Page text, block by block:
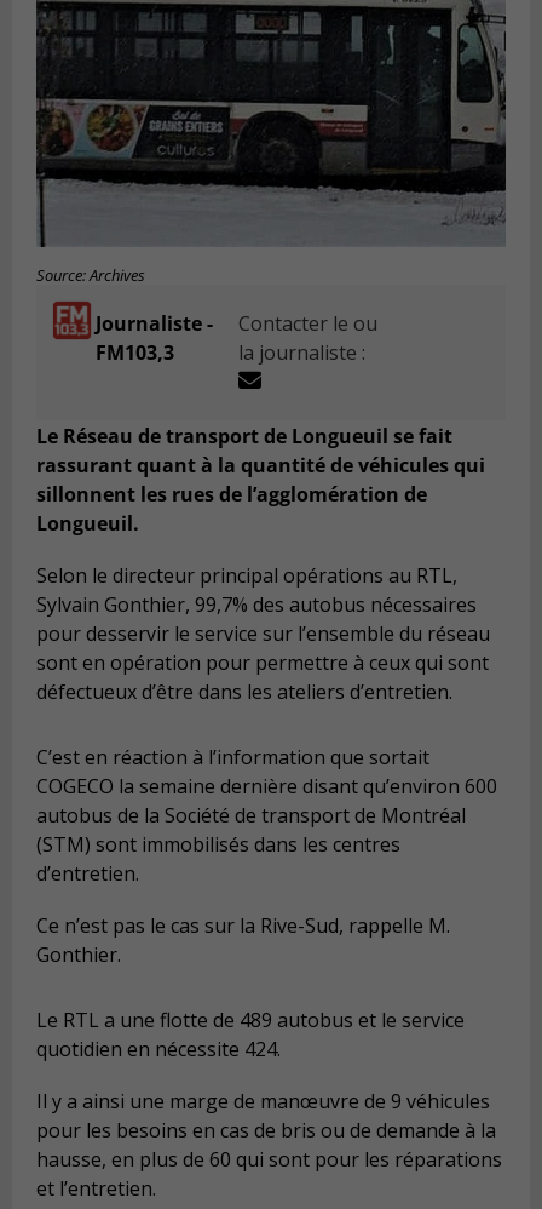
Source: Archives
Journaliste -
FM103,3
Contacter le ou
la journaliste :
Le Réseau de transport de Longueuil se fait
rassurant quant à la quantité de véhicules qui
sillonnent les rues de l’agglomération de
Longueuil.
Selon le directeur principal opérations au RTL,
Sylvain Gonthier, 99,7% des autobus nécessaires
pour desservir le service sur l’ensemble du réseau
sont en opération pour permettre à ceux qui sont
défectueux d’être dans les ateliers d’entretien.
C’est en réaction à l’information que sortait
COGECO la semaine dernière disant qu’environ 600
autobus de la Société de transport de Montréal
(STM) sont immobilisés dans les centres
d’entretien.
Ce n’est pas le cas sur la Rive-Sud, rappelle M.
Gonthier.
Le RTL a une flotte de 489 autobus et le service
quotidien en nécessite 424.
Il y a ainsi une marge de manœuvre de 9 véhicules
pour les besoins en cas de bris ou de demande à la
hausse, en plus de 60 qui sont pour les réparations
et l’entretien.